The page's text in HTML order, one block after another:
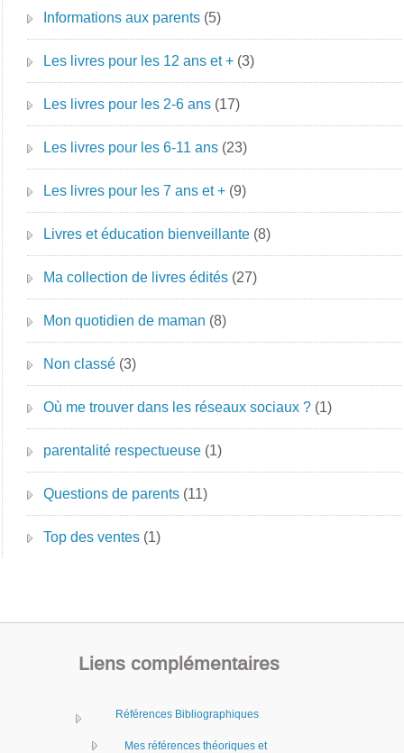
Informations aux parents (5)
Les livres pour les 12 ans et + (3)
Les livres pour les 2-6 ans (17)
Les livres pour les 6-11 ans (23)
Les livres pour les 7 ans et + (9)
Livres et éducation bienveillante (8)
Ma collection de livres édités (27)
Mon quotidien de maman (8)
Non classé (3)
Où me trouver dans les réseaux sociaux ? (1)
parentalité respectueuse (1)
Questions de parents (11)
Top des ventes (1)
Liens complémentaires
Références Bibliographiques
Mes références théoriques et